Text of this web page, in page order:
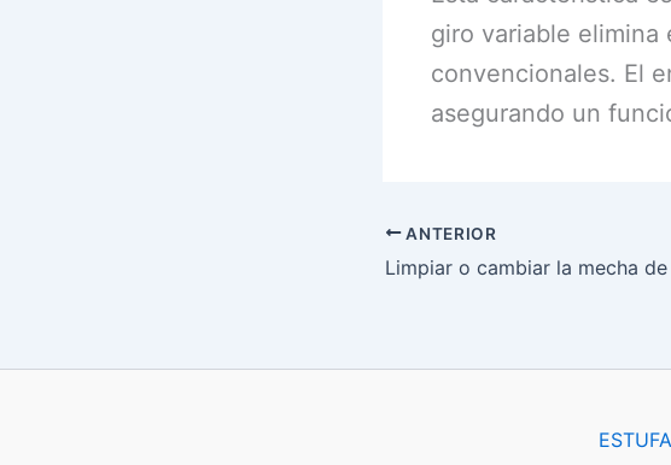
giro variable elimina
convencionales. El
asegurando un
ANTERIOR